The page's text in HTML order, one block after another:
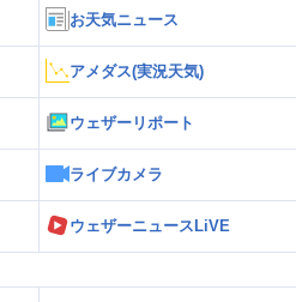
お天気ニュース
アメダス(実況天気)
ウェザーリポート
ライブカメラ
ウェザーニュースLiVE